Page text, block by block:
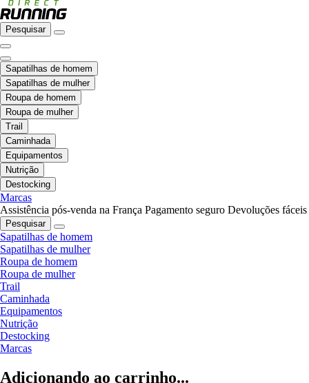
Pesquisar
Sapatilhas de homem
Sapatilhas de mulher
Roupa de homem
Roupa de mulher
Trail
Caminhada
Equipamentos
Nutrição
Destocking
Marcas
Assistência pós-venda na França Pagamento seguro Devoluções fáceis
Pesquisar
Sapatilhas de homem
Sapatilhas de mulher
Roupa de homem
Roupa de mulher
Trail
Caminhada
Equipamentos
Nutrição
Destocking
Marcas
Adicionando ao carrinho...